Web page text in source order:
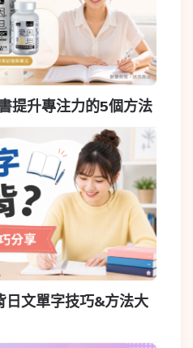
提升專注力的5個方法
日文單字技巧&方法大